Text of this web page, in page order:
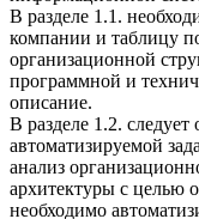
В разделе 1.1.
компании и таблицу
организационной
программной и
описание.
В разделе 1.2. следует
автоматизируемой
анализ
архитектуры с целью
необходимо